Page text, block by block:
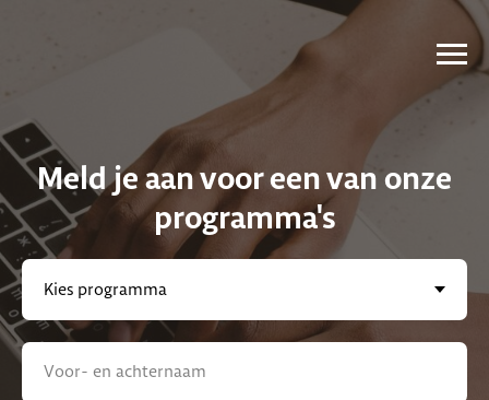
Meld je aan voor een van onze
programma's